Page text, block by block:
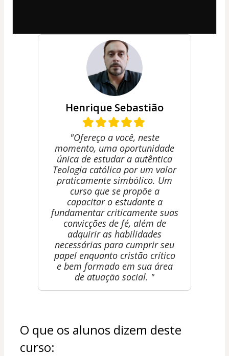
Henrique Sebastião
"Ofereço a você, neste
momento, uma oportunidade
única de estudar a autêntica
Teologia católica por um valor
praticamente simbólico. Um
curso que se propõe a
capacitar o estudante a
fundamentar criticamente suas
convicções de fé, além de
adquirir as habilidades
necessárias para cumprir seu
papel enquanto cristão crítico
e bem formado em sua área
de atuação social. "
O que os alunos dizem deste
curso: